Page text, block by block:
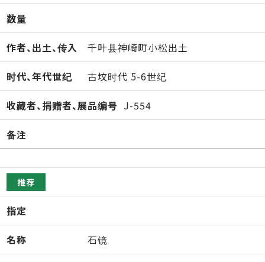
数量
作者、出土、传入 千叶县神崎町小松出土
时代、年代世纪 古坟时代 5-6世纪
收藏者、捐赠者、展品编号 J-554
备注
推荐
指定
名称 石镜